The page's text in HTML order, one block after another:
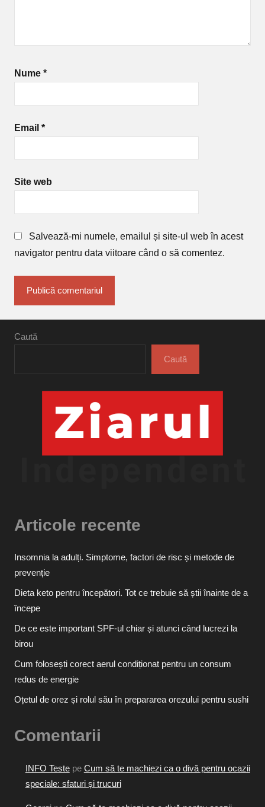
Nume *
Email *
Site web
Salvează-mi numele, emailul și site-ul web în acest
navigator pentru data viitoare când o să comentez.
Caută
Caută
Articole recente
Insomnia la adulți. Simptome, factori de risc și metode de
prevenție
Dieta keto pentru începători. Tot ce trebuie să știi înainte de a
începe
De ce este important SPF-ul chiar și atunci când lucrezi la
birou
Cum folosești corect aerul condiționat pentru un consum
redus de energie
Oțetul de orez și rolul său în prepararea orezului pentru sushi
Comentarii
INFO Testepe Cum să te machiezi ca o divă pentru ocazii
speciale: sfaturi și trucuri